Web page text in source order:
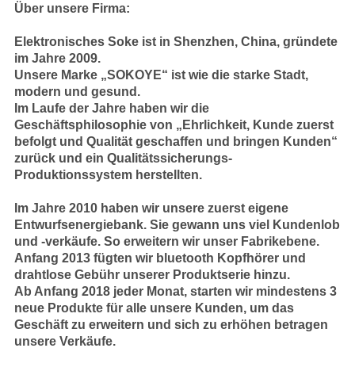
Über unsere Firma:
Elektronisches Soke ist in Shenzhen, China, gründete
im Jahre 2009.
Unsere Marke „SOKOYE“ ist wie die starke Stadt,
modern und gesund.
Im Laufe der Jahre haben wir die
Geschäftsphilosophie von „Ehrlichkeit, Kunde zuerst
befolgt und Qualität geschaffen und bringen Kunden“
zurück und ein Qualitätssicherungs-
Produktionssystem herstellten.
Im Jahre 2010 haben wir unsere zuerst eigene
Entwurfsenergiebank. Sie gewann uns viel Kundenlob
und -verkäufe. So erweitern wir unser Fabrikebene.
Anfang 2013 fügten wir bluetooth Kopfhörer und
drahtlose Gebühr unserer Produktserie hinzu.
Ab Anfang 2018 jeder Monat, starten wir mindestens 3
neue Produkte für alle unsere Kunden, um das
Geschäft zu erweitern und sich zu erhöhen betragen
unsere Verkäufe.